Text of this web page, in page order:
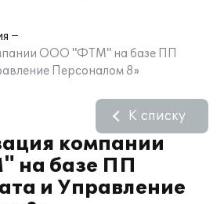
ООО "ФТМ" на базе ПП
Персоналом 8»
компании
базе ПП
и Управление
К списку